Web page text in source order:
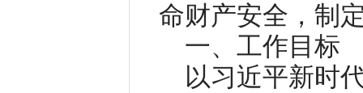
命财产安全，制
一、工作目标
以习近平新时